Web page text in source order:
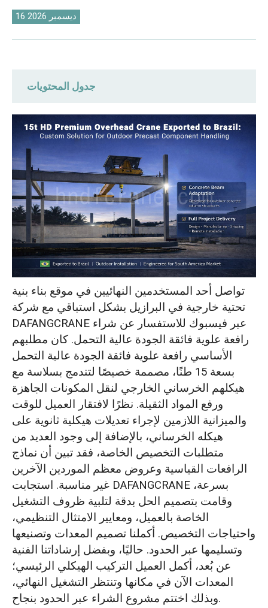
16 ديسمبر 2026
جدول المحتويات
3 نقاط ضعف رئيسية في عمليات الشراء في
البرازيل
حلول رافعة علوية عالية الجودة مصممة
خصيصًا لعميل برازيلي من شركة
DAFANFCRANE
رافعة علوية عالية الجودة: مصممة خصيصًا
لعوارض الرافعات الخرسانية
مراقبة جودة صارمة ودورات تسليم مُحسّنة
خدمات الدعم الفني والإرشادات الخاصة بالتركيب
نجاح المشروع: تسليم رافعة علوية فائقة
الجودة سعة 15 طنًا متوافقة تمامًا مع المعايير
لعميل برازيلي
تواصل أحد المستخدمين النهائيين في موقع بناء بنية
تحتية خارجية في البرازيل بشكل استباقي مع شركة
DAFANGCRANE عبر فيسبوك للاستفسار عن شراء
رافعة علوية فائقة الجودة عالية التحمل. كان مطلبهم
الأساسي رافعة علوية فائقة الجودة عالية التحمل
بسعة 15 طنًا، مصممة خصيصًا لتندمج بسلاسة مع
هيكلهم الخرساني الخارجي لنقل المكونات الجاهزة
ورفع المواد الثقيلة. نظرًا لافتقار العميل للوقت
والميزانية اللازمين لإجراء تعديلات هيكلية ثانوية على
هيكله الخرساني، بالإضافة إلى وجود العديد من
متطلبات التخصيص الخاصة، فقد تبين أن نماذج
الرافعات القياسية وعروض معظم الموردين الآخرين
غير مناسبة. استجابت DAFANGCRANE بسرعة،
وقامت بتصميم الحل بدقة لتلبية ظروف التشغيل
الخاصة بالعميل، ومعايير الامتثال التنظيمي،
واحتياجات التخصيص. أكملنا تصميم المعدات وتصنيعها
وتسليمها عبر الحدود. حاليًا، وبفضل إرشاداتنا الفنية
عن بُعد، أكمل العميل التركيب الهيكلي الرئيسي؛
المعدات الآن في مكانها وتنتظر التشغيل النهائي،
وبذلك اختتم مشروع الشراء عبر الحدود بنجاح.